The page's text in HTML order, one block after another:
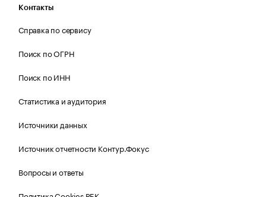
Контакты
Справка по сервису
Поиск по ОГРН
Поиск по ИНН
Статистика и аудитория
Источники данных
Источник отчетности Контур.Фокус
Вопросы и ответы